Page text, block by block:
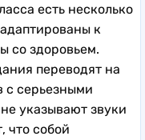
есть несколько
к
со здоровьем.
переводят на
с серьезными
указывают звуки
что собой